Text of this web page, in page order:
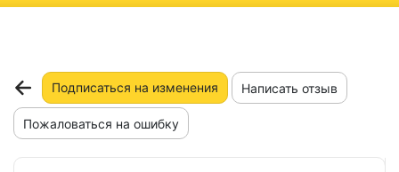
Подписаться на изменения Написать отзыв
Пожаловаться на ошибку